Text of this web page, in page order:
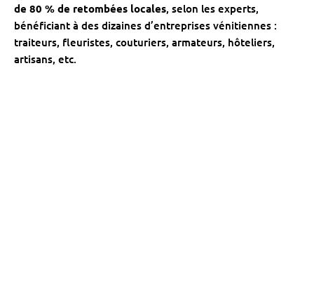
de 80 % de retombées locales, selon les experts,
bénéficiant à des dizaines d’entreprises vénitiennes :
traiteurs, fleuristes, couturiers, armateurs, hôteliers,
artisans, etc.